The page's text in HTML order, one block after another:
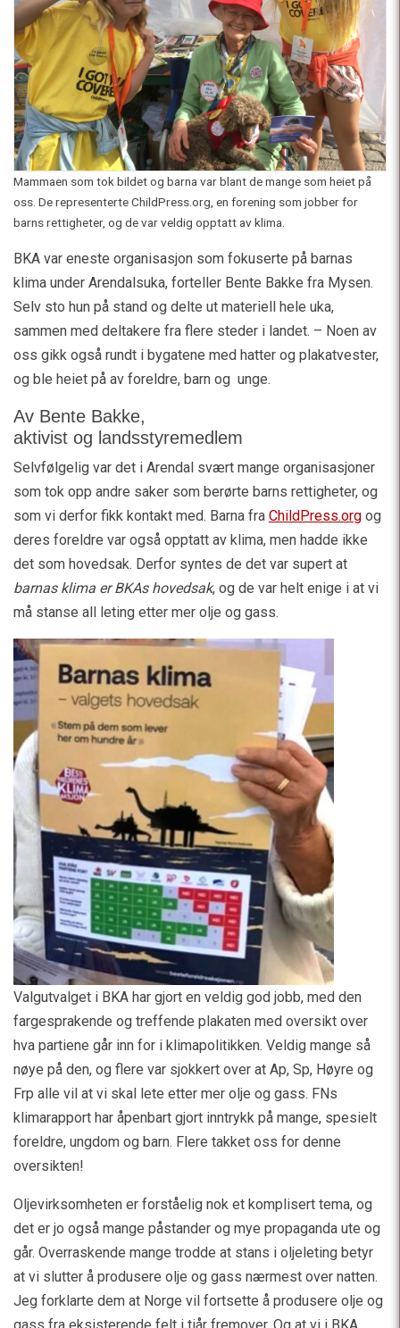
Mammaen som tok bildet og barna var blant de mange som heiet på
oss. De representerte ChildPress.org, en forening som jobber for
barns rettigheter, og de var veldig opptatt av klima.
BKA var eneste organisasjon som fokuserte på barnas
klima under Arendalsuka, forteller Bente Bakke fra Mysen.
Selv sto hun på stand og delte ut materiell hele uka,
sammen med deltakere fra flere steder i landet. – Noen av
oss gikk også rundt i bygatene med hatter og plakatvester,
og ble heiet på av foreldre, barn og unge.
Av Bente Bakke,
aktivist og landsstyremedlem
Selvfølgelig var det i Arendal svært mange organisasjoner
som tok opp andre saker som berørte barns rettigheter, og
som vi derfor fikk kontakt med. Barna fra ChildPress.org og
deres foreldre var også opptatt av klima, men hadde ikke
det som hovedsak. Derfor syntes de det var supert at
barnas klima er BKAs hovedsak, og de var helt enige i at vi
må stanse all leting etter mer olje og gass.
Valgutvalget i BKA har gjort en veldig god jobb, med den
fargesprakende og treffende plakaten med oversikt over
hva partiene går inn for i klimapolitikken. Veldig mange så
nøye på den, og flere var sjokkert over at Ap, Sp, Høyre og
Frp alle vil at vi skal lete etter mer olje og gass. FNs
klimarapport har åpenbart gjort inntrykk på mange, spesielt
foreldre, ungdom og barn. Flere takket oss for denne
oversikten!
Oljevirksomheten er forståelig nok et komplisert tema, og
det er jo også mange påstander og mye propaganda ute og
går. Overraskende mange trodde at stans i oljeleting betyr
at vi slutter å produsere olje og gass nærmest over natten.
Jeg forklarte dem at Norge vil fortsette å produsere olje og